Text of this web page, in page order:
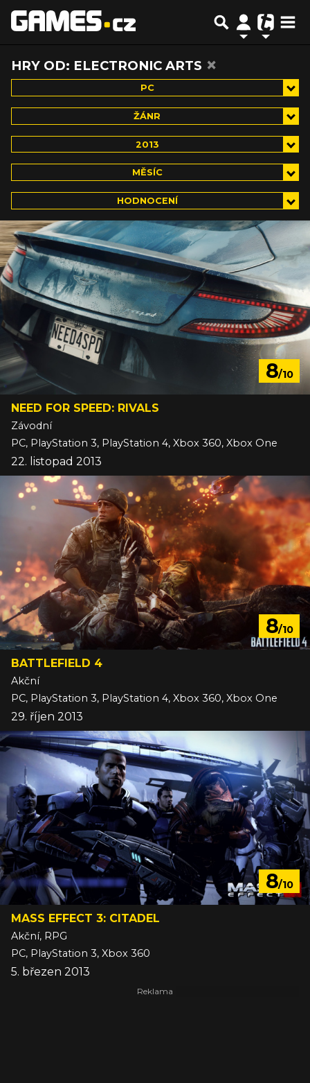
HRY OD: ELECTRONIC ARTS ×
PC
ŽÁNR
2013
MĚSÍC
HODNOCENÍ
8/10
NEED FOR SPEED: RIVALS
Závodní
PC, PlayStation 3, PlayStation 4, Xbox 360, Xbox One
22. listopad 2013
8/10
BATTLEFIELD 4
Akční
PC, PlayStation 3, PlayStation 4, Xbox 360, Xbox One
29. říjen 2013
8/10
MASS EFFECT 3: CITADEL
Akční, RPG
PC, PlayStation 3, Xbox 360
5. březen 2013